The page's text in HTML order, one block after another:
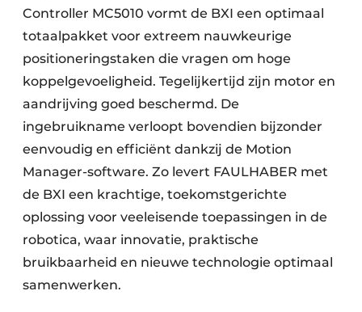
Controller MC5010 vormt de BXI een optimaal
totaalpakket voor extreem nauwkeurige
positioneringstaken die vragen om hoge
koppelgevoeligheid. Tegelijkertijd zijn motor en
aandrijving goed beschermd. De
ingebruikname verloopt bovendien bijzonder
eenvoudig en efficiënt dankzij de Motion
Manager-software. Zo levert FAULHABER met
de BXI een krachtige, toekomstgerichte
oplossing voor veeleisende toepassingen in de
robotica, waar innovatie, praktische
bruikbaarheid en nieuwe technologie optimaal
samenwerken.